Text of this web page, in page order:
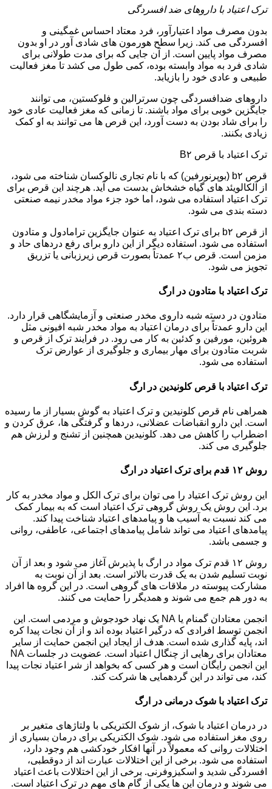
ترک اعتیاد با داروهای ضد افسردگی
بدون مصرف مواد اعتیارآور، فرد معتاد احساس غمگینی و
افسردگی می کند. زیرا سطح هورمون های شادی آور در او بدون
مصرف مواد پایین است. از آن جایی که برای مدت طولانی برای
شادی فرد به مواد وابسته بوده، کمی طول می کشد تا مغز فعالیت
طبیعی و عادی خود را بازیابد.
داروهای ضدافسردگی چون سرترالین و فلوکستین، می توانند
جایگزین خوبی برای مواد باشند. تا زمانی که مغز فعالیت عادی خود
را برای شاد بودن به دست آورد، این قرص ها می توانند به او کمک
زیادی بکنند.
ترک اعتیاد با قرص B۲
قرص b۲ (بوپرنورفین) که با نام تجاری نالوکسان شناخته می شود،
از آلکالویئد های گیاه خشخاش بدست می آید. هرچند این قرص برای
ترک اعتیاد استفاده می شود، اما خود جزء مواد مخدر نیمه صنعتی
دسته بندی می شود.
از قرص b۲ برای ترک اعتیاد به عنوان جایگزین ترامادول و متادون
استفاده می شود. استفاده دیگر از این دارو برای رفع دردهای حاد و
مزمن است. قرص ب۲ عمدتاً بصورت قرص زیرزبانی یا تزریق
تجویز می شود.
ترک اعتیاد با متادون در ارگ
متادون در دسته شبه داروی مخدر صنعتی و آزمایشگاهی قرار دارد.
این دارو عمدتاً برای درمان اعتیاد به مواد مخدر شبه افیونی مثل
هروئین، مورفین و کدئین به کار می رود. در فرایند ترک از قرص و
شربت متادون برای مهار بیماری و جلوگیری از عوارض ترک
استفاده می شود.
ترک اعتیاد با قرص کلونیدین در ارگ
همراهی نام قرص کلونیدین و ترک اعتیاد به گوش بسیار از ما رسیده
است. این دارو انقباضات عضلانی، دردها و گرفتگی ها، عرق کردن و
اضطراب را کاهش می دهد. کلونیدین همچنین از تشنج و لرزش هم
جلوگیری می کند.
روش ۱۲ قدم برای ترک اعتیاد در ارگ
این روش ترک اعتیاد را می توان برای ترک الکل و مواد مخدر به کار
برد. این روش یک روش گروهی ترک اعتیاد است که به بیمار کمک
می کند نسبت به آسیب ها و پیامدهای اعتیاد شناخت پیدا کند.
پیامدهای اعتیاد می تواند شامل پیامدهای اجتماعی، عاطفی، روانی
و جسمی باشد.
روش ۱۲ قدم ترک مواد در ارگ با پذیرش آغاز می شود و بعد از آن
نوبت تسلیم شدن به یک قدرت بالاتر است. بعد از آن نوبت به
مشارکت پیوسته در ملاقات های گروهی است. در این گروه ها افراد
به دور هم جمع می شوند و همدیگر را حمایت می کنند.
انجمن معتادان گمنام یا NA یک نهاد خودجوش و مردمی است. این
انجمن توسط افرادی که درگیر اعتیاد بوده اند و از آن نجات پیدا کره
اند، پایه گذاری شده است. هدف از ایجاد این انجمن حمایت از سایر
معتادان برای رهایی از چنگال اعتیاد است. عضویت در جلسات NA
این انجمن رایگان است و هر کسی که بخواهد از شر اعتیاد نجات پیدا
کند، می تواند در این گردهمایی ها شرکت کند.
ترک اعتیاد با شوک درمانی در ارگ
در درمان اعتیاد با شوک، از شوک الکتریکی با ولتاژهای متغیر بر
روی مغز استفاده می شود. شوک الکتریکی برای درمان بسیاری از
اختلالات روانی که معمولاً در آنها افکار خودکشی هم وجود دارد،
استفاده می شود. برخی از این اختلالات عبارت اند از دوقطبی،
افسردگی شدید و اسکیزوفرنی. برخی از این اختلالات باعث اعتیاد
می شوند و درمان این ها یکی از گام های مهم در ترک اعتیاد است.